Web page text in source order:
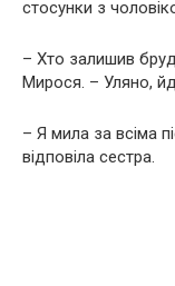
стосунки з
– Хто залишив
Мирося. – Уляно,
– Я мила за всіма
відповіла сестра.